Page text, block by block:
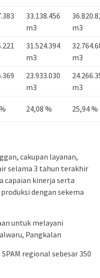
33.138.456
m3
m3
31.524.394
m3
m3
23.933.030
m3
m3
24,08 % 25,94 %
cakupan layanan,
selama 3 tahun terakhir
capaian kinerja serta
dengan sekema
untuk melayani
Pangkalan
regional sebesar 350